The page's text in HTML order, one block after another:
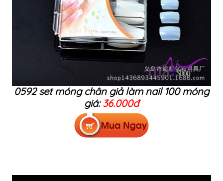
0592 set móng chân giả làm nail 100 móng
giá:36.000đ